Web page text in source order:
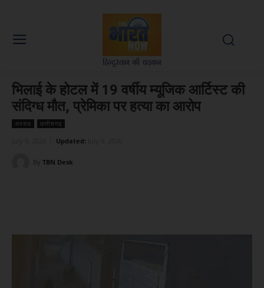
भिलाई के होटल में 19 वर्षीय म्यूजिक आर्टिस्ट की
संदिग्ध मौत, प्रेमिका पर हत्या का आरोप
अपराध छत्तीसगढ़
Updated:
By TBN Desk